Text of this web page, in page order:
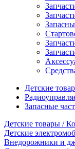
Детские
Запасные
Детские товары /
Детские
Внедорожники и